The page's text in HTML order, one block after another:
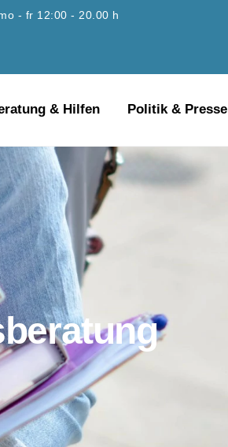
- fr 12:00 - 20.00 h
& Hilfen Politik & Presse